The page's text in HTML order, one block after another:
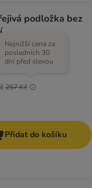
podložka bez
75 cm
257 Kč
Nejnižší cena za
posledních 30
dní před slevou
Přidat do košíku